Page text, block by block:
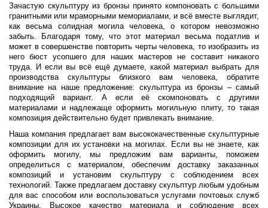
Зачастую скульптуру из бронзы принято компоновать с большими
гранитными или мраморными мемориалами, и всё вместе выглядит,
как весьма солидная могила человека, о котором невозможно
забыть. Благодаря тому, что этот материал весьма податлив и
может в совершенстве повторить черты человека, то изобразить из
него бюст усопшего для наших мастеров не составит никакого
труда. И если вы всё ещё думаете, какой материал выбрать для
производства скульптуры близкого вам человека, обратите
внимание на наше предложение: скульптура из бронзы – самый
подходящий вариант. А если её скомпоновать с другими
материалами и надлежаще оформить могильную плиту, то такая
композиция действительно будет привлекать внимание.
Наша компания предлагает вам высококачественные скульптурные
композиции для их установки на могилах. Если вы не знаете, как
оформить могилу, мы предложим вам варианты, поможем
определиться с материалом, обеспечим доставку заказанных
композиций и установим скульптуру с соблюдением всех
технологий. Также предлагаем доставку скульптур любым удобным
для вас способом или воспользоваться услугами почтовых служб
Украины. Высокое качество материала и соблюдение всех